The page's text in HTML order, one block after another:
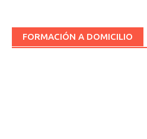
FORMACIÓN A DOMICILIO